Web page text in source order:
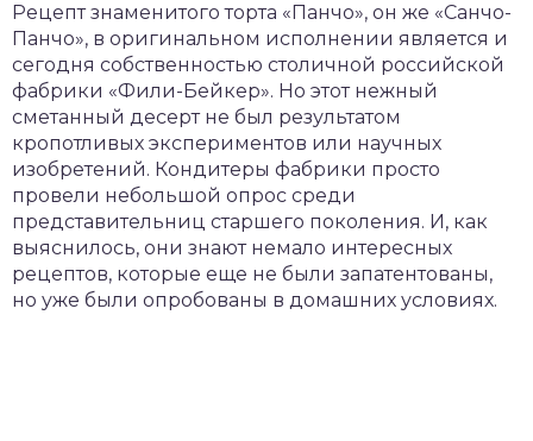
Рецепт знаменитого торта «Панчо», он же «Санчо-
Панчо», в оригинальном исполнении является и
сегодня собственностью столичной российской
фабрики «Фили-Бейкер». Но этот нежный
сметанный десерт не был результатом
кропотливых экспериментов или научных
изобретений. Кондитеры фабрики просто
провели небольшой опрос среди
представительниц старшего поколения. И, как
выяснилось, они знают немало интересных
рецептов, которые еще не были запатентованы,
но уже были опробованы в домашних условиях.